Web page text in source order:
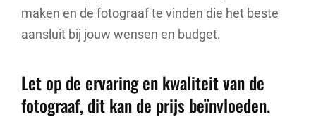
maken en de fotograaf te vinden die het beste
aansluit bij jouw wensen en budget.
Let op de ervaring en kwaliteit van de
fotograaf, dit kan de prijs beïnvloeden.